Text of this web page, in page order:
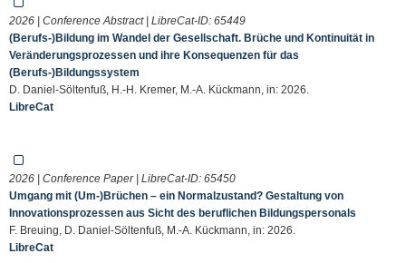
2026 | Conference Abstract | LibreCat-ID: 65449
(Berufs-)Bildung im Wandel der Gesellschaft. Brüche und Kontinuität in
Veränderungsprozessen und ihre Konsequenzen für das
(Berufs-)Bildungssystem
D. Daniel-Söltenfuß, H.-H. Kremer, M.-A. Kückmann, in: 2026.
LibreCat
2026 | Conference Paper | LibreCat-ID: 65450
Umgang mit (Um-)Brüchen – ein Normalzustand? Gestaltung von
Innovationsprozessen aus Sicht des beruflichen Bildungspersonals
F. Breuing, D. Daniel-Söltenfuß, M.-A. Kückmann, in: 2026.
LibreCat